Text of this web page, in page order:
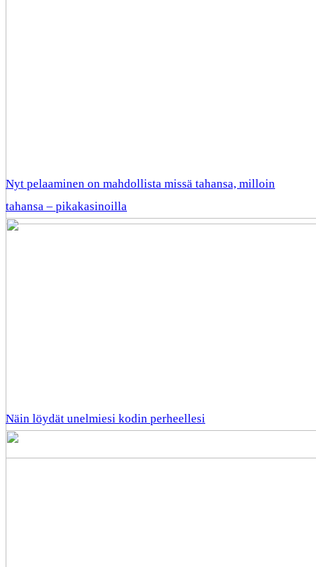
Nyt pelaaminen on mahdollista missä tahansa, milloin
tahansa – pikakasinoilla
Näin löydät unelmiesi kodin perheellesi